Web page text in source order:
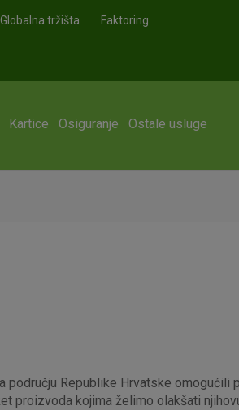
Globalna tržišta Faktoring
Kartice Osiguranje Ostale usluge
području Republike Hrvatske omogućili
proizvoda kojima želimo olakšati